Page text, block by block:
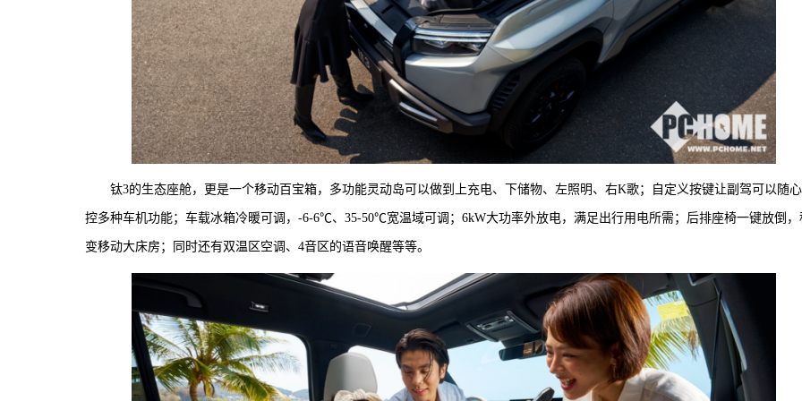
钛3的生态座舱，更是一个移动百宝箱，多功能灵动岛可以做到上充电、下储物、左照明、右K歌；自定义按键让副驾可以随
控多种车机功能；车载冰箱冷暖可调，-6-6℃、35-50℃宽温域可调；6kW大功率外放电，满足出行用电所需；后排座椅一键放倒，
变移动大床房；同时还有双温区空调、4音区的语音唤醒等等。